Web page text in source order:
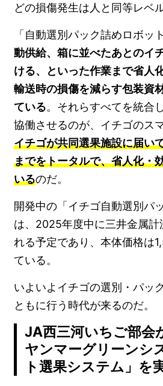
どの損傷発生は人と同等レベ
「自動選別パック詰めロボッ
動供給、箱に並べたあとのイ
ける、といった作業まで省人
輸送時の損傷を減らす包装資
ている。それらすべてを統合
協働させるのが、イチゴのス
イチゴが共同選果施設に届い
までをトータルで、省人化・
いるのだ。
開発中の「イチゴ自動選別パ
は、2025年度中に三井金属計
れる予定であり、本体価格は
ている。
いよいよイチゴの選別・パッ
ともに行う時代が来るのだ。
JA西三河いちご部会
ヤンマーグリーンシ
ト選果システム」を